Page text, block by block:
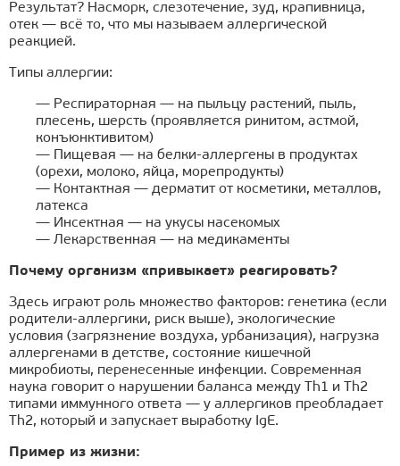
Результат? Насморк, слезотечение, зуд, крапивница,
отек — всё то, что мы называем аллергической
реакцией.
Типы аллергии:
— Респираторная — на пыльцу растений, пыль,
плесень, шерсть (проявляется ринитом, астмой,
конъюнктивитом)
— Пищевая — на белки-аллергены в продуктах
(орехи, молоко, яйца, морепродукты)
— Контактная — дерматит от косметики, металлов,
латекса
— Инсектная — на укусы насекомых
— Лекарственная — на медикаменты
Почему организм «привыкает» реагировать?
Здесь играют роль множество факторов: генетика (если
родители-аллергики, риск выше), экологические
условия (загрязнение воздуха, урбанизация), нагрузка
аллергенами в детстве, состояние кишечной
микробиоты, перенесенные инфекции. Современная
наука говорит о нарушении баланса между Th1 и Th2
типами иммунного ответа — у аллергиков преобладает
Th2, который и запускает выработку IgE.
Пример из жизни: